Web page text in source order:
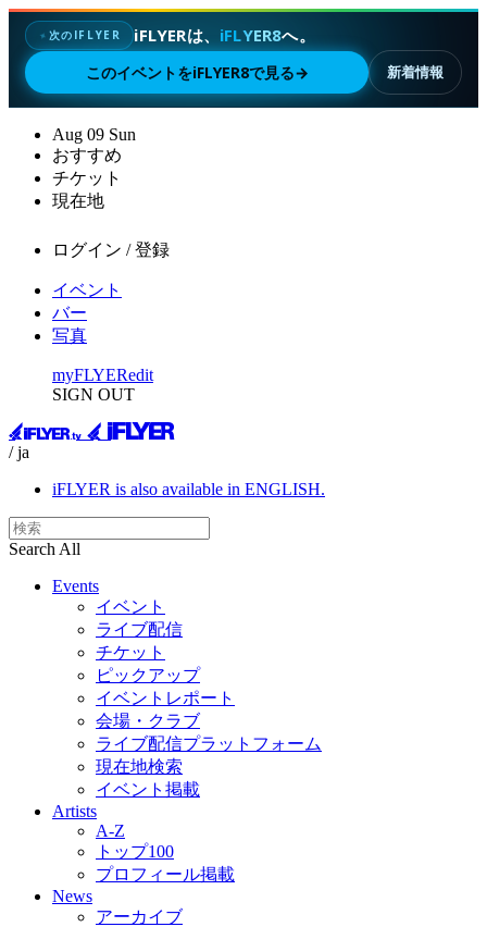
✦ 次のIFLYER iFLYERは、 iFLYER8へ。
このイベントをiFLYER8で見る→ 新着情報
Aug 09 Sun
おすすめ
チケット
現在地
ログイン / 登録
イベント
バー
写真
myFLYERedit
SIGN OUT
/ ja
iFLYER is also available in ENGLISH.
Search All
Events
イベント
ライブ配信
チケット
ピックアップ
イベントレポート
会場・クラブ
ライブ配信プラットフォーム
現在地検索
イベント掲載
Artists
A-Z
トップ100
プロフィール掲載
News
アーカイブ